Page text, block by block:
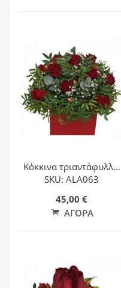
Κόκκινα τριαντάφυλλ...
SKU: ALA063
45,00 €
ΑΓΟΡΆ